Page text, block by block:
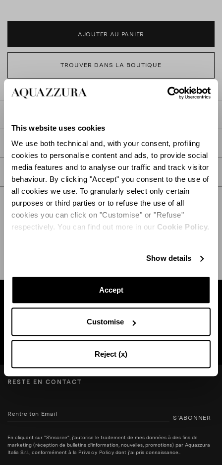
This website uses cookies
We use both technical and, with your consent, profiling
cookies to personalise content and ads, to provide social
media features and to analyse our traffic and track visitor
behaviour. By clicking "Accept" you consent to the use of
all cookies we use. To granularly select only certain
purposes or third parties or to refuse the use of all
cookies you can click on "Customise" or "Refuse"
respectively. You can find out more in our Cookie Policy.
Show details
Accept
Customise
Reject (x)
AJOUTER AU PANIER
TROUVER DANS LA BOUTIQUE
DÉTAIL
SOIN
EXPÉDITION ET RETOUR
Trouvez une boutique près de chez vous
RECHERCHE BOUTIQUE
RESTE EN CONTACT
S’ABONNER
En cliquant sur "S'inscrire", j'autorise le traitement de mes données à des fins de
marketing (réception de bulletins d'information, nouvelles, promotions) par Aquazzura
Italia S.r.l., conformément à la Privacy Policy dont j'ai pris connaissance..